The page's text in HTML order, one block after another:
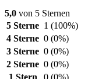
5,0 von 5 Sternen
5 Sterne 1 (100%)
4 Sterne 0 (0%)
3 Sterne 0 (0%)
2 Sterne 0 (0%)
1 Stern
0 (0%)